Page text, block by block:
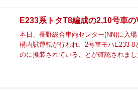
E233系トタT8編成の2,10号車
本日、長野総合車両センター(NN)に入
構内試運転が行われ、2号車モハE233-
のに換装されていることが確認されま